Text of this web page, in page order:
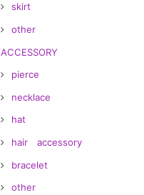
skirt
other
ACCESSORY
pierce
necklace
hat
hair accessory
bracelet
other